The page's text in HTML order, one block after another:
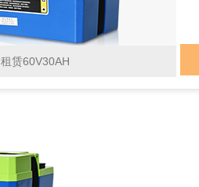
租赁60V30AH